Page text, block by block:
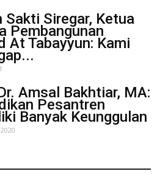
Sakti Siregar, Ketua
Pembangunan
At Tabayyun: Kami
Amsal Bakhtiar, MA:
Pesantren
Banyak Keunggulan